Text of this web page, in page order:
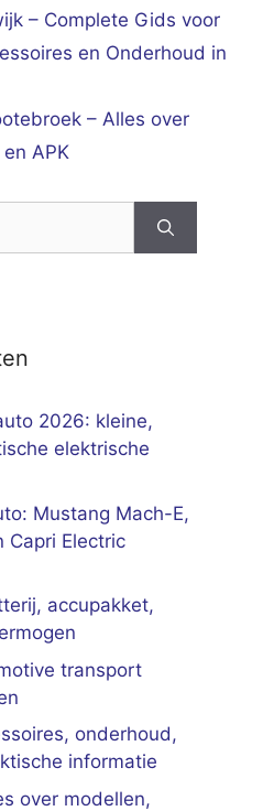
– Complete Gids voor
en Onderhoud in
– Alles over
APK
2026: kleine,
elektrische
Mustang Mach-E,
Capri Electric
accupakket,
transport
onderhoud,
informatie
over modellen,